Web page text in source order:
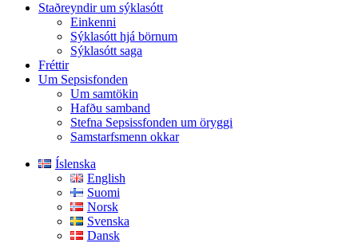
Staðreyndir um sýklasótt
Einkenni
Sýklasótt hjá börnum
Sýklasótt saga
Fréttir
Um Sepsisfonden
Um samtökin
Hafðu samband
Stefna Sepsissfonden um öryggi
Samstarfsmenn okkar
Íslenska
English
Suomi
Norsk
Svenska
Dansk